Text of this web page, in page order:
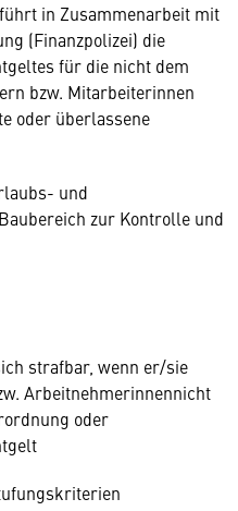
in Zusammenarbeit mit
(Finanzpolizei) die
für die nicht dem
bzw. Mitarbeiterinnen
oder überlassene
und
zur Kontrolle und
strafbar, wenn er/sie
Arbeitnehmerinnennicht
oder